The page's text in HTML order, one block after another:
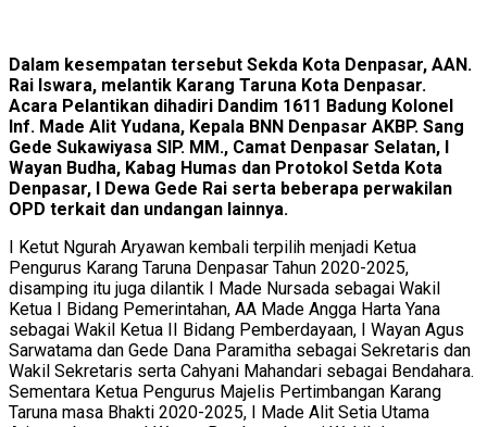
Dalam kesempatan tersebut Sekda Kota Denpasar, AAN.
Rai Iswara, melantik Karang Taruna Kota Denpasar.
Acara Pelantikan dihadiri Dandim 1611 Badung Kolonel
Inf. Made Alit Yudana, Kepala BNN Denpasar AKBP. Sang
Gede Sukawiyasa SIP. MM., Camat Denpasar Selatan, I
Wayan Budha, Kabag Humas dan Protokol Setda Kota
Denpasar, I Dewa Gede Rai serta beberapa perwakilan
OPD terkait dan undangan lainnya.
I Ketut Ngurah Aryawan kembali terpilih menjadi Ketua
Pengurus Karang Taruna Denpasar Tahun 2020-2025,
disamping itu juga dilantik I Made Nursada sebagai Wakil
Ketua I Bidang Pemerintahan, AA Made Angga Harta Yana
sebagai Wakil Ketua II Bidang Pemberdayaan, I Wayan Agus
Sarwatama dan Gede Dana Paramitha sebagai Sekretaris dan
Wakil Sekretaris serta Cahyani Mahandari sebagai Bendahara.
Sementara Ketua Pengurus Majelis Pertimbangan Karang
Taruna masa Bhakti 2020-2025, I Made Alit Setia Utama